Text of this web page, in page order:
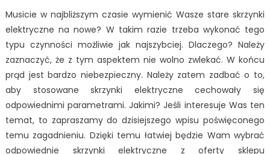
skrzynki
elektryczne?
Musicie w najbliższym czasie wymienić Wasze stare skrzynki
elektryczne na nowe? W takim razie trzeba wykonać tego
typu czynności możliwie jak najszybciej. Dlaczego? Należy
zaznaczyć, że z tym aspektem nie wolno zwlekać. W końcu
prąd jest bardzo niebezpieczny. Należy zatem zadbać o to,
aby stosowane skrzynki elektryczne cechowały się
odpowiednimi parametrami. Jakimi? Jeśli interesuje Was ten
temat, to zapraszamy do dzisiejszego wpisu poświęconego
temu zagadnieniu. Dzięki temu łatwiej będzie Wam wybrać
odpowiednie skrzynki elektryczne z oferty sklepu